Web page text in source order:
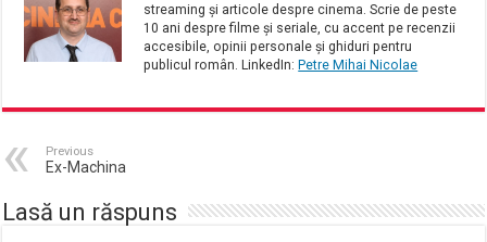
streaming și articole despre cinema. Scrie de peste
10 ani despre filme și seriale, cu accent pe recenzii
accesibile, opinii personale și ghiduri pentru
publicul român. LinkedIn: Petre Mihai Nicolae
Previous
Ex-Machina
Lasă un răspuns